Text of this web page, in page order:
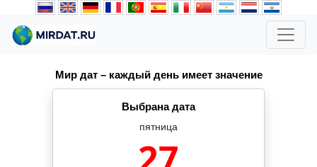
Мир дат – каждый день имеет значение
Выбрана дата
пятница